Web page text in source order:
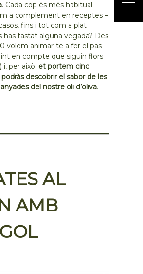
. Cada cop és més habitual
a complement en receptes –
fins i tot com a plat
has tastat alguna vegada? Des
volem animar-te a fer el pas
en compte que siguin flors
i, per això, et portem cinc
descobrir el sabor de les
del nostre oli d’oliva.
AL
AMB